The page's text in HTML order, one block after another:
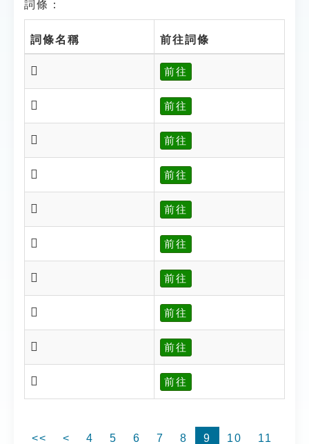
詞條：
詞條名稱 前往詞條
𧳇 前往
𧳉 前往
𧳊 前往
𧳋 前往
𧳌 前往
𧳍 前往
𧳎 前往
𧳏 前往
𧳐 前往
𧳑 前往
<< < 4 5 6 7 8 9 10
11